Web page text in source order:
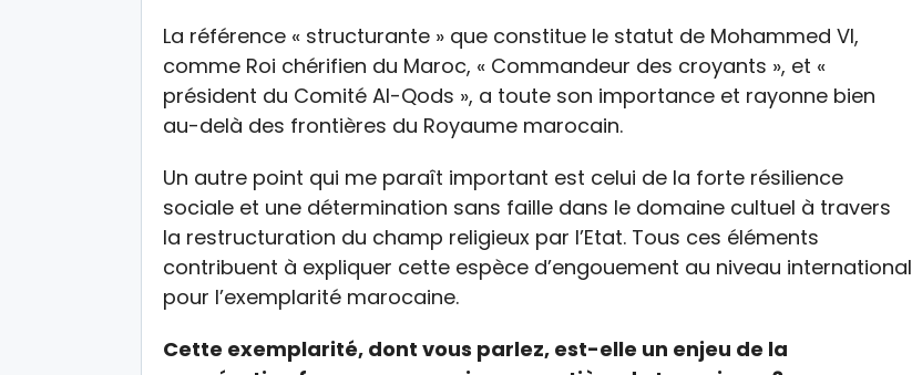
La référence « structurante » que constitue le statut de Mohammed VI,
comme Roi chérifien du Maroc, « Commandeur des croyants », et «
président du Comité Al-Qods », a toute son importance et rayonne bien
au-delà des frontières du Royaume marocain.
Un autre point qui me paraît important est celui de la forte résilience
sociale et une détermination sans faille dans le domaine cultuel à travers
la restructuration du champ religieux par l’Etat. Tous ces éléments
contribuent à expliquer cette espèce d’engouement au niveau international
pour l’exemplarité marocaine.
Cette exemplarité, dont vous parlez, est-elle un enjeu de la